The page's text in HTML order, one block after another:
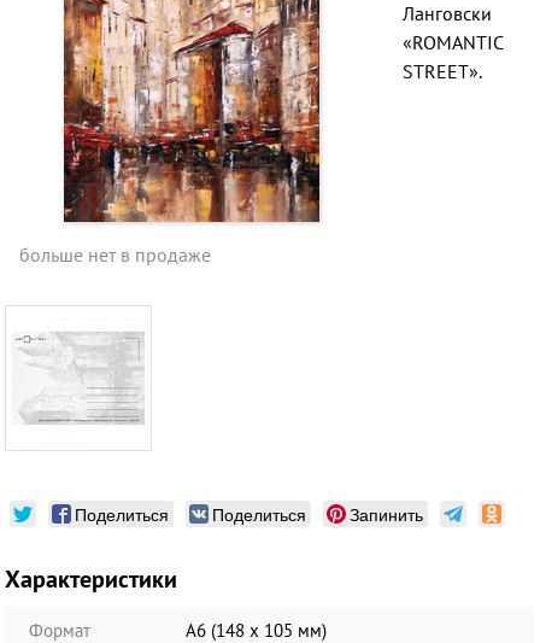
Ланговски
«ROMANTIC
STREET».
больше нет в продаже
Поделиться Поделиться Запинить
Характеристики
Формат А6 (148 х 105 мм)